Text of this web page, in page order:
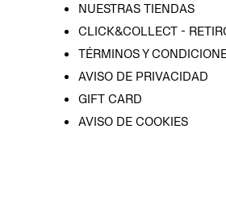
NUESTRAS TIENDAS
CLICK&COLLECT -
TÉRMINOS Y
AVISO DE PRIVACIDAD
GIFT CARD
AVISO DE COOKIES